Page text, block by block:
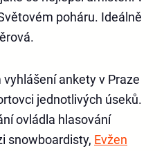
poháru. Ideálně
ankety v Praze
jednotlivých úseků.
ovládla hlasování
snowboardisty, Evžen